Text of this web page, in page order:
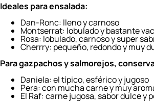
​Ideales para ensalada: ​
Dan-Ronc: lleno y carnoso​
Montserrat: lobulado y bastante
Rosa: lobulado, carnoso y super
Cherrry: pequeño, redondo y muy
Para gazpachos y salmorejos,
Daniela: el típico, esférico y jugoso​
Pera: con mucha carne y muy
El Raf: carne jugosa, sabor dulce y